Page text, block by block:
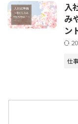
入
み
ン
仕事